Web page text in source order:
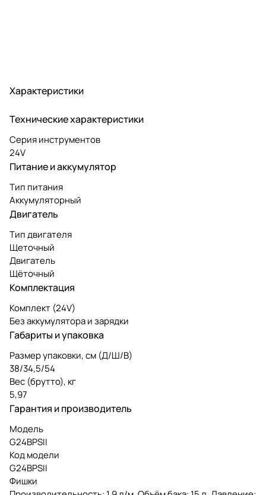
Характеристики
Технические характеристики
Серия инструментов
24V
Питание и аккумулятор
Тип питания
Аккумуляторный
Двигатель
Тип двигателя
Щеточный
Двигатель
Щёточный
Комплектация
Комплект (24V)
Без аккумулятора и зарядки
Габариты и упаковка
Размер упаковки, см (Д/Ш/В)
38/34,5/54
Вес (брутто), кг
5,97
Гарантия и производитель
Модель
G24BPSII
Код модели
G24BPSII
Фишки